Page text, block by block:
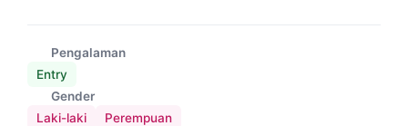
Pengalaman
Entry
Gender
Laki-laki
Perempuan